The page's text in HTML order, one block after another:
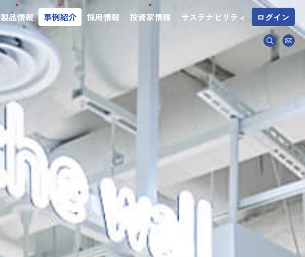
製品情報 事例紹介 採用情報 投資家情報 サステナビリティ ログイン